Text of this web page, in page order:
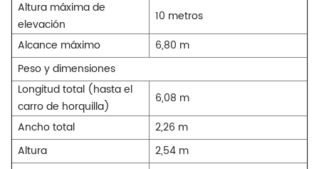
Altura máxima de
elevación
10 metros
Alcance máximo
6,80 m
Peso y dimensiones
Longitud total (hasta el
carro de horquilla)
6,08 m
Ancho total
2,26 m
Altura
2,54 m